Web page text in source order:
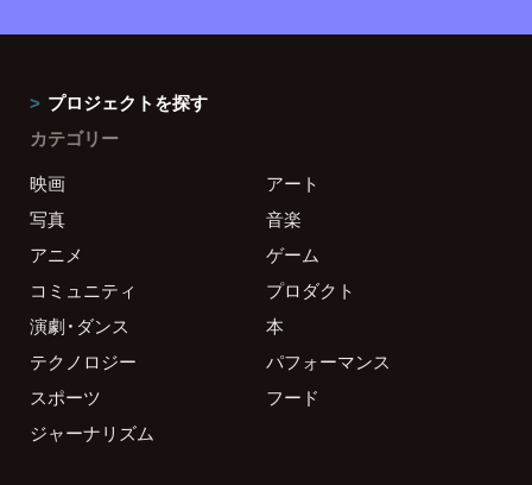
プロジェクトを探す
カテゴリー
映画
アート
写真
音楽
アニメ
ゲーム
コミュニティ
プロダクト
演劇・ダンス
本
テクノロジー
パフォーマンス
スポーツ
フード
ジャーナリズム